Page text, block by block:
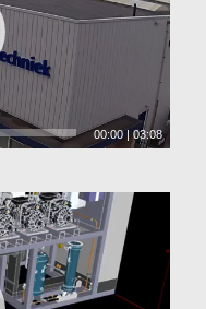
00:00|03:08